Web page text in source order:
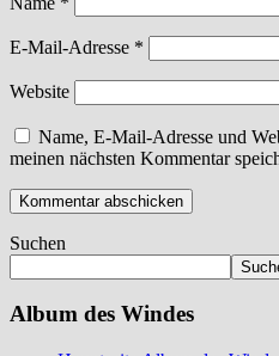
E-Mail-Adresse *
Website
Name, E-Mail-Adresse und
meinen nächsten Kommentar
Suchen
Album des Windes